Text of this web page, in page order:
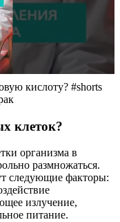
кислоту? #shorts
клеток?
организма в
размножаться.
следующие факторы:
излучение,
питание.